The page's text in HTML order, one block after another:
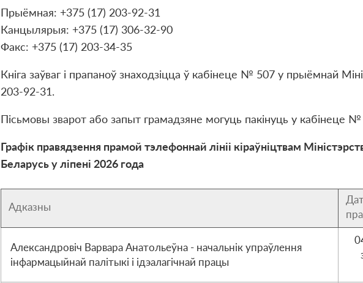
Прыёмная: +375 (17) 203-92-31
Канцылярыя: +375 (17) 306-32-90
Факс: +375 (17) 203-34-35
Кніга заўваг і прапаноў знаходзіцца ў кабінеце № 507 у прыёмнай
203-92-31.
Пісьмовы зварот або запыт грамадзяне могуць пакінуць у кабінеце
Графік правядзення прамой тэлефоннай лініі кіраўніцтвам
Беларусь у лiпенi 2026 года
Адказны
Александровіч Варвара Анатольеўна - начальнік упраўлення
інфармацыйнай палітыкі і ідэалагічнай працы